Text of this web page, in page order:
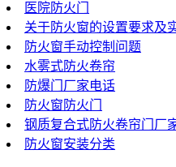
医院防火门
关于防火窗的设置要求及
防火窗手动控制问题
水雾式防火卷帘
防爆门厂家电话
防火窗防火门
钢质复合式防火卷帘门厂
防火窗安装分类